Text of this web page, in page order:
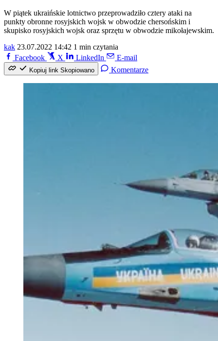
W piątek ukraińskie lotnictwo przeprowadziło cztery ataki na
punkty obronne rosyjskich wojsk w obwodzie chersońskim i
skupisko rosyjskich wojsk oraz sprzętu w obwodzie mikołajewskim.
kak 23.07.2022 14:42 1 min czytania
Facebook
X LinkedIn E-mail
Kopiuj link Skopiowano Komentarze